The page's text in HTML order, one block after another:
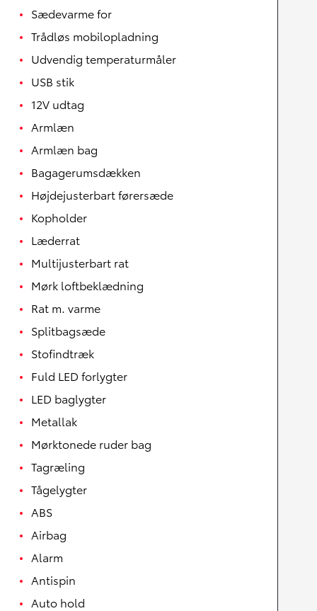
Sædevarme for
Trådløs mobilopladning
Udvendig temperaturmåler
USB stik
12V udtag
Armlæn
Armlæn bag
Bagagerumsdækken
Højdejusterbart førersæde
Kopholder
Læderrat
Multijusterbart rat
Mørk loftbeklædning
Rat m. varme
Splitbagsæde
Stofindtræk
Fuld LED forlygter
LED baglygter
Metallak
Mørktonede ruder bag
Tagræling
Tågelygter
ABS
Airbag
Alarm
Antispin
Auto hold